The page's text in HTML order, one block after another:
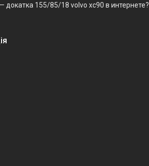
докатка 155/85/18 volvo xc90 в интернете?